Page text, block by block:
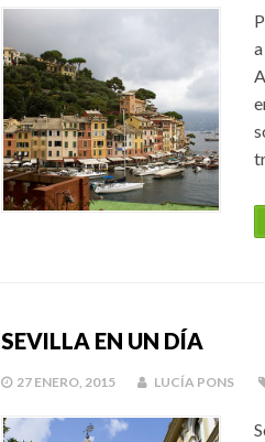
SEVILLA EN UN DÍA
27 ENERO, 2015 LUCÍA PONS